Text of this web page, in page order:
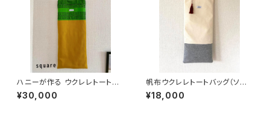
ハニーが作る ウクレレトートバ
ッグ（刺繍入り）：ソプラノサイズ
¥30,000
帆布ウクレレトートバッグ（ソプ
ラノサイズ）
¥18,000